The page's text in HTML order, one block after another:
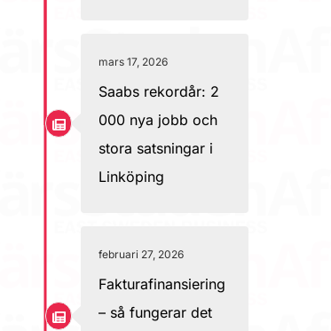
mars 17, 2026
Saabs rekordår: 2
000 nya jobb och
stora satsningar i
Linköping
februari 27, 2026
Fakturafinansiering
– så fungerar det